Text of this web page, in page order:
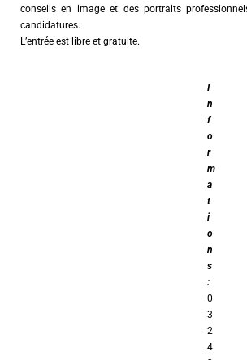
conseils en image et des portraits
candidatures.
L’entrée est libre et gratuite.
I
n
f
o
r
m
a
t
i
o
n
s
:
0
3
2
4